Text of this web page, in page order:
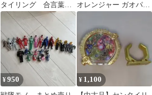
タイリング 合言葉
キャンペーン 新品未
開封品 非売品
オレンジャー ガオパン
ダ てれびくん懸賞当選
¥950 ¥ 1,100